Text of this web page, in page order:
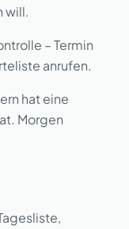
will.
– Termin
anrufen.
hat eine
Morgen